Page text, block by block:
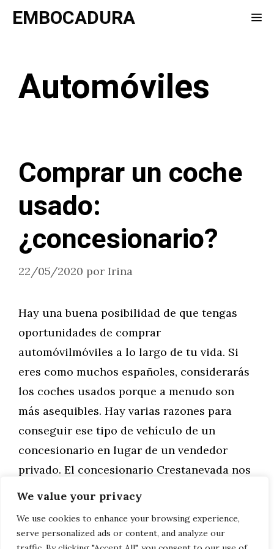
We value your privacy
We use cookies to enhance your browsing experience,
serve personalized ads or content, and analyze our
SaltarEMBOCADURA
Automóviles
Comprar un coche
usado:
¿concesionario?
22/05/2020 por Irina
Hay una buena posibilidad de que tengas
oportunidades de comprar
automóvilmóviles a lo largo de tu vida. Si
eres como muchos españoles, considerarás
los coches usados porque a menudo son
más asequibles. Hay varias razones para
conseguir ese tipo de vehículo de un
concesionario en lugar de un vendedor
privado. El concesionario Crestanevada nos
da …
Leer más